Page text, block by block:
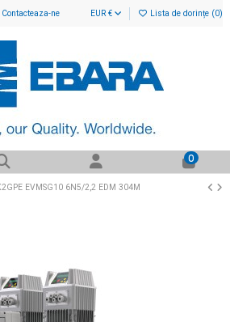
Contacteaza-ne EUR € Lista de dorințe (0)
0
EVMSG10 6N5/2,2 EDM 304M